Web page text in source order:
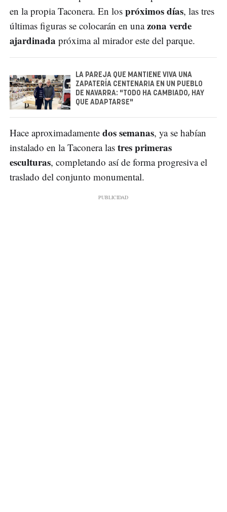
en la propia Taconera. En los próximos días, las tres
últimas figuras se colocarán en unazona verde
ajardinada próxima al mirador este del parque.
LA PAREJA QUE MANTIENE VIVA UNA
ZAPATERÍA CENTENARIA EN UN PUEBLO
DE NAVARRA: "TODO HA CAMBIADO, HAY
QUE ADAPTARSE"
Hace aproximadamente dos semanas, ya se habían
instalado en la Taconera las tres primeras
esculturas, completando así de forma progresiva el
traslado del conjunto monumental.